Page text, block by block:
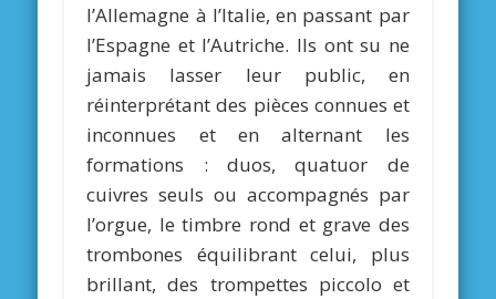
l’Allemagne à l’Italie, en passant par
l’Espagne et l’Autriche. Ils ont su ne
jamais lasser leur public, en
réinterprétant des pièces connues et
inconnues et en alternant les
formations : duos, quatuor de
cuivres seuls ou accompagnés par
l’orgue, le timbre rond et grave des
trombones équilibrant celui, plus
brillant, des trompettes piccolo et